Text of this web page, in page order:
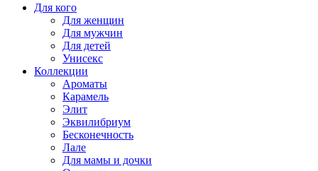
Для кого
Для женщин
Для мужчин
Для детей
Унисекс
Коллекции
Ароматы
Карамель
Элит
Эквилибриум
Бесконечность
Лале
Для мамы и дочки